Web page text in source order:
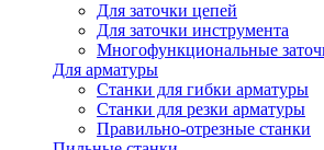
Для заточки цепей
Для заточки инструмента
Многофункциональные
Для арматуры
Станки для гибки арматуры
Станки для резки арматуры
Правильно-отрезные станки